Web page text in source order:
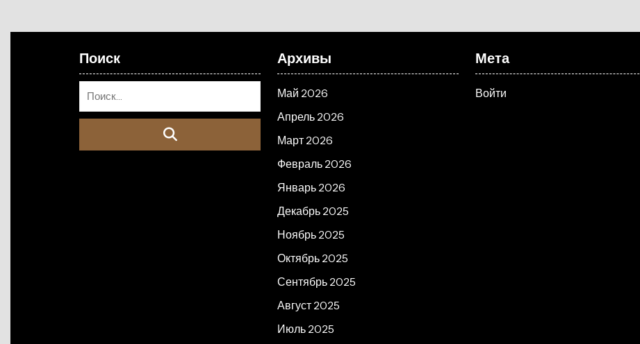
Поиск Архивы
Май 2026
Апрель 2026
Март 2026
Февраль 2026
Январь 2026
Декабрь 2025
Ноябрь 2025
Октябрь 2025
Сентябрь 2025
Август 2025
Июль 2025
Мета
Войти